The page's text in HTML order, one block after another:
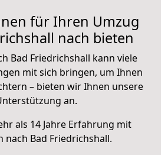
für Ihren Umzug
nach bieten
Bad Friedrichshall kann viele
mit sich bringen, um Ihnen
– bieten wir Ihnen unsere
an.
als 14 Jahre Erfahrung mit
nach Bad Friedrichshall.